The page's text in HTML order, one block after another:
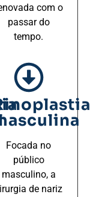
com o
passar do
tempo.
Focada no
público
masculino, a
de nariz